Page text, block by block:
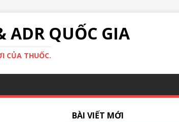
ADR QUỐC GIA
CỦA THUỐC.
BÀI VIẾT MỚI